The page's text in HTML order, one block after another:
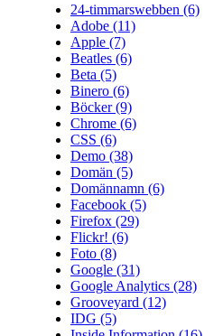
24-timmarswebben (6)
Adobe (11)
Apple (7)
Beatles (6)
Beta (5)
Binero (6)
Böcker(9)
Chrome (6)
CSS (6)
Demo (38)
Domän (5)
Domännamn (6)
Facebook (5)
Firefox (29)
Flickr! (6)
Foto (8)
Google (31)
Google Analytics (28)
Grooveyard (12)
IDG (5)